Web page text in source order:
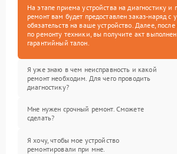
На этапе приема устройства на диагностику
ремонт вам будет предоставлен заказ-наряд с
обязательств на ваше устройство. Далее,
по ремонту техники, вы получите акт
гарантийный талон.
Я уже знаю в чем неисправность и какой
ремонт необходим. Для чего проводить
диагностику?
Мне нужен срочный ремонт. Сможете
сделать?
Я хочу, чтобы мое устройство
ремонтировали при мне.